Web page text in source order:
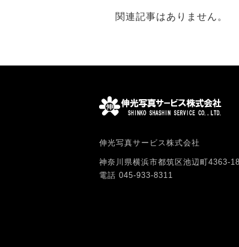
関連記事はありません。
伸光写真サービス株式会社
神奈川県横浜市都筑区池辺町4363-18
電話 045-933-8311